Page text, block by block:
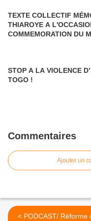
TEXTE COLLECTIF MÉMOIRE DE
THIAROYE A
COMMEMORATION DU
STOP A LA VIOLENCE
TOGO !
Commentaires
Ajouter un
< PODCAST/ Réforme du